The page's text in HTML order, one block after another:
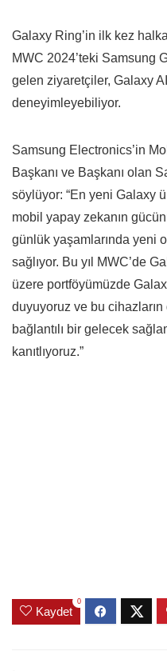
Galaxy Ring’in ilk kez
MWC 2024’teki Samsung
gelen ziyaretçiler, Galaxy
deneyimleyebiliyor.
Samsung Electronics’in
Başkanı ve Başkanı olan
söylüyor: “En yeni Galaxy
mobil yapay zekanın
günlük yaşamlarında yeni
sağlıyor. Bu yıl MWC’de
üzere portföyümüzde
duyuyoruz ve bu cihazların
bağlantılı bir gelecek
kanıtlıyoruz.”
Kaydet
0